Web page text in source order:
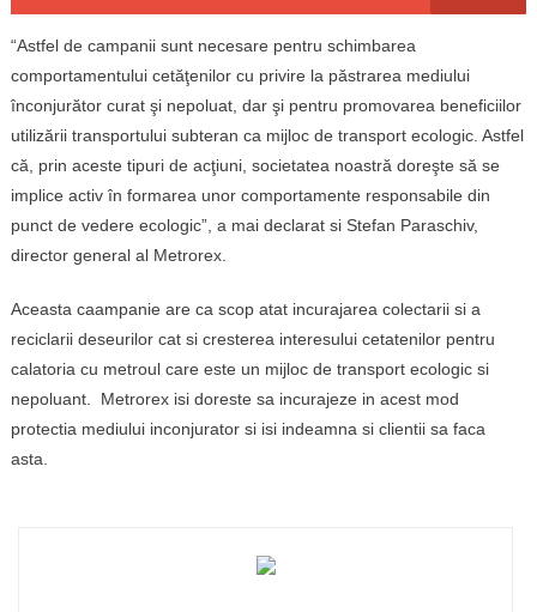
“Astfel de campanii sunt necesare pentru schimbarea
comportamentului cetăţenilor cu privire la păstrarea mediului
înconjurător curat şi nepoluat, dar şi pentru promovarea beneficiilor
utilizării transportului subteran ca mijloc de transport ecologic. Astfel
că, prin aceste tipuri de acţiuni, societatea noastră doreşte să se
implice activ în formarea unor comportamente responsabile din
punct de vedere ecologic”, a mai declarat si Stefan Paraschiv,
director general al Metrorex.
Aceasta caampanie are ca scop atat incurajarea colectarii si a
reciclarii deseurilor cat si cresterea interesului cetatenilor pentru
calatoria cu metroul care este un mijloc de transport ecologic si
nepoluant. Metrorex isi doreste sa incurajeze in acest mod
protectia mediului inconjurator si isi indeamna si clientii sa faca
asta.